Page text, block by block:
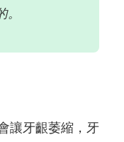
讓牙齦萎縮，牙